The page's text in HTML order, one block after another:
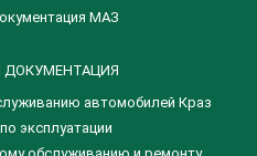
МАЗ
ДОКУМЕНТАЦИЯ
автомобилей Краз
эксплуатации